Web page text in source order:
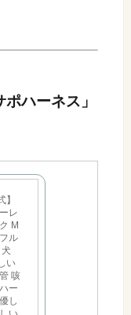
ハーネス」
】
レ
M
ル
い
咳
ー
し